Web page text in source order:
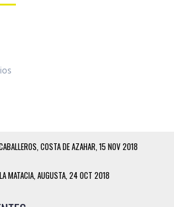
COSTA DE AZAHAR, 15 NOV 2018
MATACIA, AUGUSTA, 24 OCT 2018